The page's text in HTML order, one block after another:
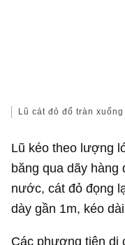
Lũ cát đỏ đổ tràn
Lũ kéo theo lượng
băng qua dãy hàng
nước, cát đỏ đọng
dày gần 1m, kéo
Các phương tiện di